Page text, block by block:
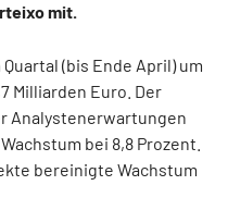
mit.
(bis Ende April) um
Milliarden Euro. Der
Analystenerwartungen
bei 8,8 Prozent.
bereinigte Wachstum